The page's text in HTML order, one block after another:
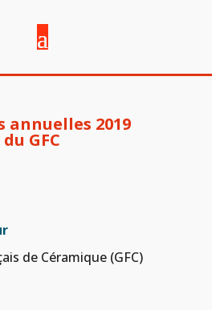
annuelles 2019
du GFC
de Céramique (GFC)